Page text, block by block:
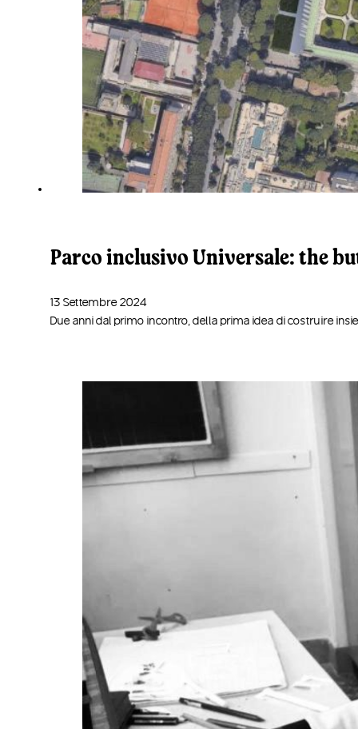
Parco inclusivo Universale: the
13 Settembre 2024
Due anni dal primo incontro, della prima idea di costruire